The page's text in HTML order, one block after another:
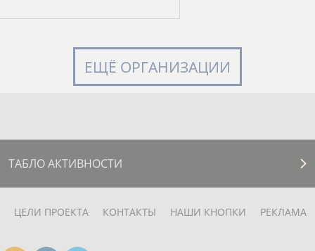
ЕЩЁ ОРГАНИЗАЦИИ
ТАБЛО АКТИВНОСТИ
ЦЕЛИ ПРОЕКТА КОНТАКТЫ НАШИ КНОПКИ РЕКЛАМА